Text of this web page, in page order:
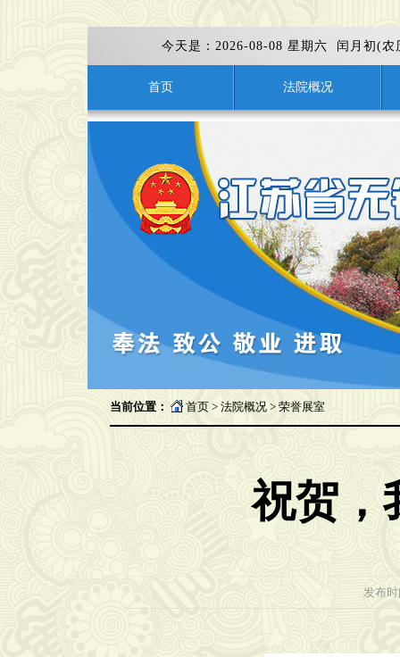
今天是： 2026-08-08 星期六 闰月初(
首页 法院概况
当前位置： 首页 > 法院概况 > 荣誉展室
祝贺，
发布